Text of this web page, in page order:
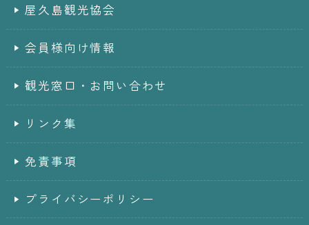
屋久島観光協会
会員様向け情報
観光窓口・お問い合わせ
リンク集
免責事項
プライバシーポリシー